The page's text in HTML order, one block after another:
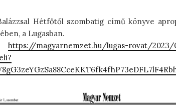
Hétfőtől szombatig című könyve
a Lugasban.
https://magyarnemzet.hu/lugas-rovat/2023/